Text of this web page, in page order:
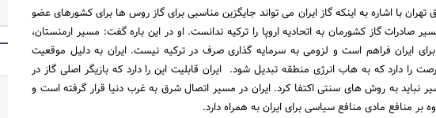
تهران با اشاره به اینکه گاز ایران می تواند جایگزین مناسبی برای گاز روس ها برای کشورهای عضو
صادرات گاز کشورمان به اتحادیه اروپا را ترکیه ندانست. او در این باره گفت: مسیر ارمنستان،
ایران فراهم است و لزومی به سرمایه گذاری صرف در ترکیه نیست. ایران به دلیل موقعیت
را دارد که به هاب انرژی منطقه تبدیل شود. ایران قابلیت این را دارد که بازیگر اصلی گاز در
نباید به روش های سنتی اکتفا کرد. ایران در مسیر اتصال شرق به غرب دنیا قرار گرفته است و
بر منافع مادی منافع سیاسی برای ایران به همراه دارد.